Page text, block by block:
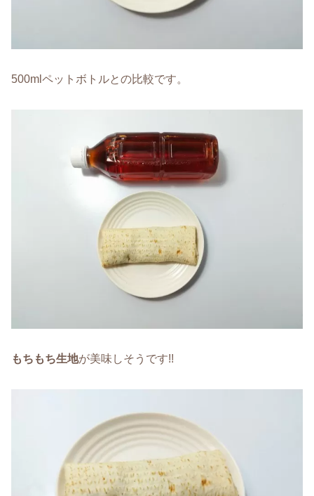
500mlペットボトルとの比較です。
もちもち生地が美味しそうです!!